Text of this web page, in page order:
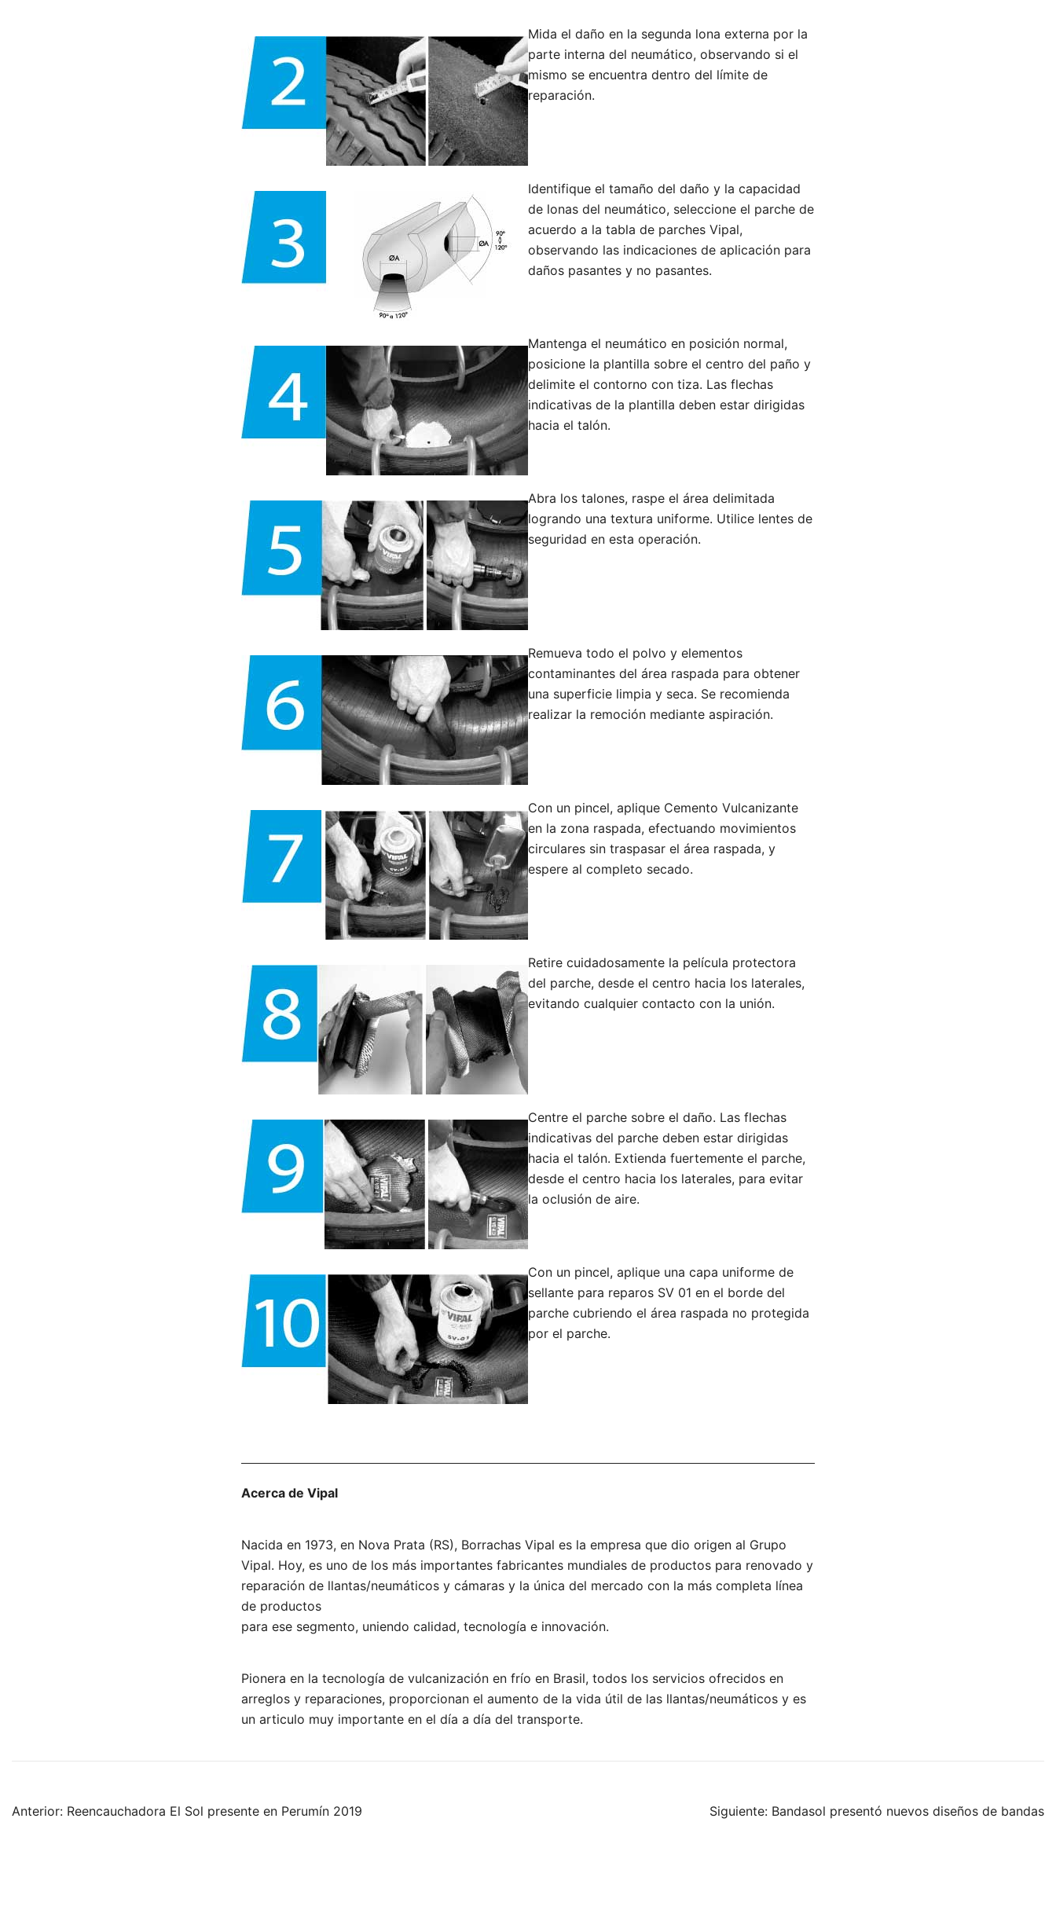
Mida el daño en la segunda lona externa por la
parte interna del neumático, observando si el
mismo se encuentra dentro del límite de
reparación.
Identifique el tamaño del daño y la capacidad
de lonas del neumático, seleccione el parche de
acuerdo a la tabla de parches Vipal,
observando las indicaciones de aplicación para
daños pasantes y no pasantes.
Mantenga el neumático en posición normal,
posicione la plantilla sobre el centro del paño y
delimite el contorno con tiza. Las flechas
indicativas de la plantilla deben estar dirigidas
hacia el talón.
Abra los talones, raspe el área delimitada
logrando una textura uniforme. Utilice lentes de
seguridad en esta operación.
Remueva todo el polvo y elementos
contaminantes del área raspada para obtener
una superficie limpia y seca. Se recomienda
realizar la remoción mediante aspiración.
Con un pincel, aplique Cemento Vulcanizante
en la zona raspada, efectuando movimientos
circulares sin traspasar el área raspada, y
espere al completo secado.
Retire cuidadosamente la película protectora
del parche, desde el centro hacia los laterales,
evitando cualquier contacto con la unión.
Centre el parche sobre el daño. Las flechas
indicativas del parche deben estar dirigidas
hacia el talón. Extienda fuertemente el parche,
desde el centro hacia los laterales, para evitar
la oclusión de aire.
Con un pincel, aplique una capa uniforme de
sellante para reparos SV 01 en el borde del
parche cubriendo el área raspada no protegida
por el parche.
Acerca de Vipal
Nacida en 1973, en Nova Prata (RS), Borrachas Vipal es la empresa que dio origen al Grupo
Vipal. Hoy, es uno de los más importantes fabricantes mundiales de productos para renovado y
reparación de llantas/neumáticos y cámaras y la única del mercado con la más completa línea
de productos
para ese segmento, uniendo calidad, tecnología e innovación.
Pionera en la tecnología de vulcanización en frío en Brasil, todos los servicios ofrecidos en
arreglos y reparaciones, proporcionan el aumento de la vida útil de las llantas/neumáticos y es
un articulo muy importante en el día a día del transporte.
Navegación
Anterior: Reencauchadora El Sol presente en Perumín 2019 Siguiente: Bandasol presentó nuevos diseños de bandas